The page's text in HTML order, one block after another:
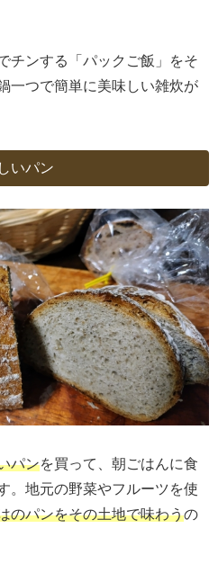
チンする「パックご飯」をそ
一つで簡単に美味しい雑炊が
いパン
パンを買って、朝ごはんに食
。地元の野菜やフルーツを使
のパンをその土地で味わうの